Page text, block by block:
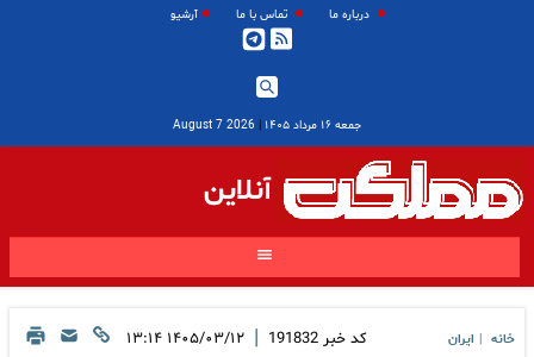
درباره ما تماس با ما آرشیو
جمعه ۱۶ مرداد ۱۴۰۵ |
2026 August 7
آنلاین
خانه ایران کد خبر 191832
| ۱۴۰۵/۰۳/۱۲ ۱۳:۱۴